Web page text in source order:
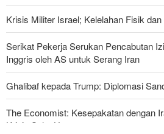
Krisis Militer Israel; Kelelahan Fisik
Serikat Pekerja Serukan Pencabutan
Inggris oleh AS untuk Serang Iran
Ghalibaf kepada Trump: Diplomasi
The Economist: Kesepakatan dengan
Krisis Selat Hormuz